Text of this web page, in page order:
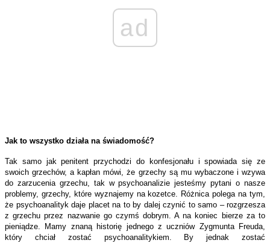
ad
Jak to wszystko działa na świadomość?
Tak samo jak penitent przychodzi do konfesjonału i spowiada się ze
swoich grzechów, a kapłan mówi, że grzechy są mu wybaczone i wzywa
do zarzucenia grzechu, tak w psychoanalizie jesteśmy pytani o nasze
problemy, grzechy, które wyznajemy na kozetce. Różnica polega na tym,
że psychoanalityk daje placet na to by dalej czynić to samo – rozgrzesza
z grzechu przez nazwanie go czymś dobrym. A na koniec bierze za to
pieniądze. Mamy znaną historię jednego z uczniów Zygmunta Freuda,
który chciał zostać psychoanalitykiem. By jednak zostać